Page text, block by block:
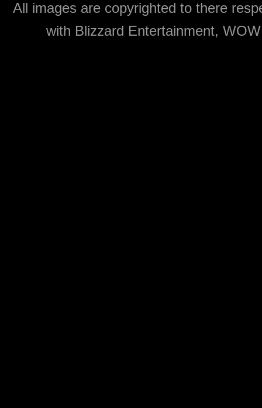
All images are copyrighted to there
with Blizzard Entertainment,